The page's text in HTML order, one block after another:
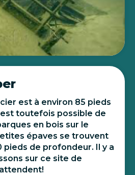
est à environ 85 pieds
toutefois possible de
en bois sur le
épaves se trouvent
pieds de profondeur. Il y a
sur ce site de